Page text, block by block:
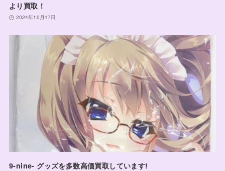
より買取！
2024年10月17日
9-nine- グッズを多数高価買取しています!